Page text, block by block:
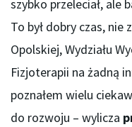
szybko przeleciał, ale
To był dobry czas, nie
Opolskiej, Wydziału
Fizjoterapii na żadną
poznałem wielu
do rozwoju – wylicza